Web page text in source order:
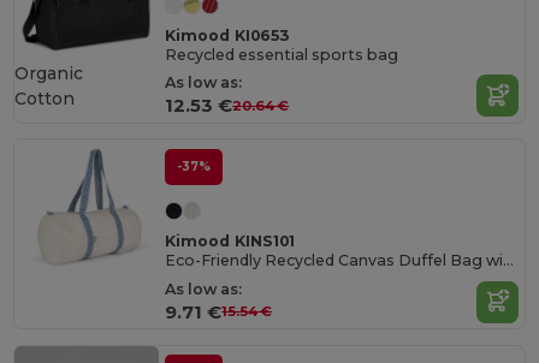
Kimood KI0653
Recycled essential sports bag
As low as:
12.53 €20.64 €
Organic
Cotton
-37%
Kimood KINS101
Eco-Friendly Recycled Canvas Duffel Bag with Ethnic Handles
As low as:
9.71 €15.54 €